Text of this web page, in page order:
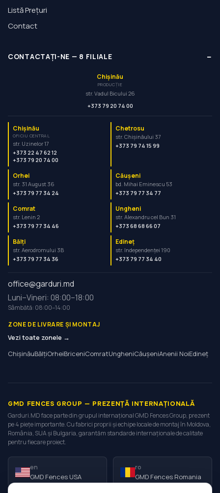
Listă Prețuri
Contact
CONTACTAȚI-NE — 8 FILIALE −
Chișinău
PRODUCȚIE
str. Vadul Bicului 26
+373 79 20 74 00
Chișinău
OFICIU CENTRAL
str. Uzinelor 17
+373 22 47 62 12
+373 79 20 74 00
Chetrosu
str. Chișinăului 37
+373 79 74 15 99
Orhei
str. 31 August 36
+373 79 77 34 24
Căușeni
bd. Mihai Eminescu 53
+373 79 77 34 77
Comrat
str. Lenin 2
+373 79 77 34 46
Ungheni
str. Alexandru cel Bun 31
+373 68 68 66 07
Bălți
str. Aerodromului 3B
+373 79 77 34 36
Edineț
str. Independenței 190
+373 79 77 34 40
office@garduri.md
Luni–Vineri: 08:00–18:00
Sâmbătă: 08:00–14:00
ZONE DE LIVRARE ȘI MONTAJ
Vezi toate zonele →
ChișinăuBălțiOrheiBriceniComratUngheniCăușeniAnenii NoiEdineț
GMD FENCES GROUP — PREZENȚĂ INTERNAȚIONALĂ
Garduri.MD face parte din grupul internațional GMD Fences Group, prezent
pe 4 piețe importante. Cu fabrici proprii și echipe locale de montaj în Moldova,
România, SUA și Bulgaria, garantăm standarde internaționale de calitate
pentru fiecare proiect.
en
GMD Fences USA
ro
GMD Fences Romania